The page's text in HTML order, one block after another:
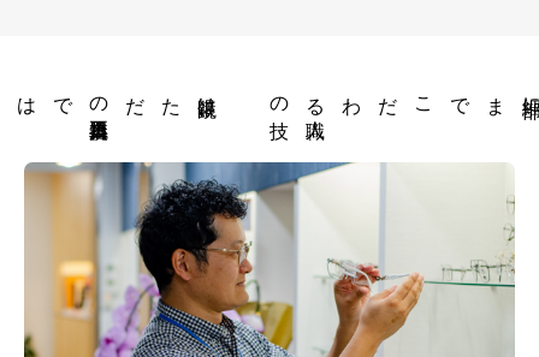
細部にまで
職
技
眼鏡はただの
視力矯正器具